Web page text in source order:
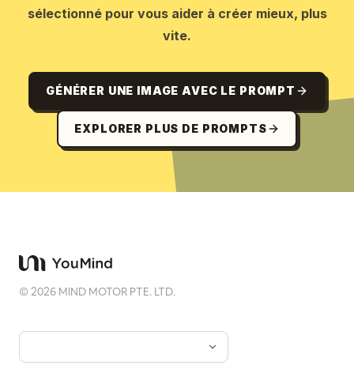
sélectionné pour vous aider à créer mieux, plus
vite.
GÉNÉRER UNE IMAGE AVEC LE PROMPT
EXPLORER PLUS DE PROMPTS
©2026 MIND MOTOR PTE. LTD.